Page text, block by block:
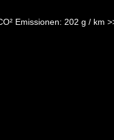
Emissionen: 202 g / km